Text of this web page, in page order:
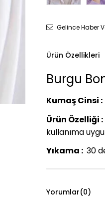
Gelince Haber
Ürün Özellikleri
Burgu
Kumaş Cinsi :
Ürün Özelliği :
kullanıma
Yıkama : 30
Yorumlar(0)